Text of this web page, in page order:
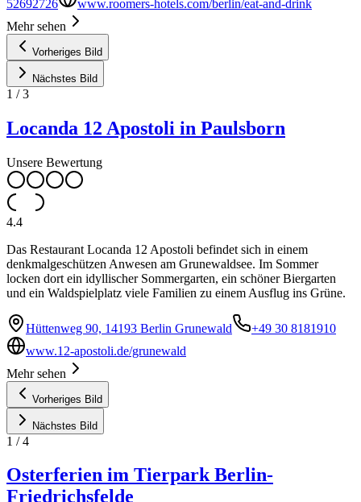
52692726
www.roomers-hotels.com/berlin/eat-and-drink
Mehr sehen
Vorheriges Bild
Nächstes Bild
1 /3
Locanda 12 Apostoli in Paulsborn
Unsere Bewertung
4.4
Das Restaurant Locanda 12 Apostoli befindet sich in einem
denkmalgeschützen Anwesen am Grunewaldsee. Im Sommer
locken dort ein idyllischer Sommergarten, ein schöner Biergarten
und ein Waldspielplatz viele Familien zu einem Ausflug ins Grüne.
Hüttenweg 90, 14193 Berlin Grunewald
+49 30 8181910
www.12-apostoli.de/grunewald
Mehr sehen
Vorheriges Bild
Nächstes Bild
1 /4
Osterferien im Tierpark Berlin-
Friedrichsfelde